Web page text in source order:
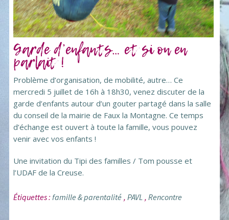
Garde d’enfants… et si on en
parlait !
Problème d’organisation, de mobilité, autre… Ce
mercredi 5 juillet de 16h à 18h30, venez discuter de la
garde d’enfants autour d’un gouter partagé dans la salle
du conseil de la mairie de Faux la Montagne. Ce temps
d’échange est ouvert à toute la famille, vous pouvez
venir avec vos enfants !
Une invitation du Tipi des familles / Tom pousse et
l’UDAF de la Creuse.
Étiquettes :famille & parentalité ,PAVL ,Rencontre